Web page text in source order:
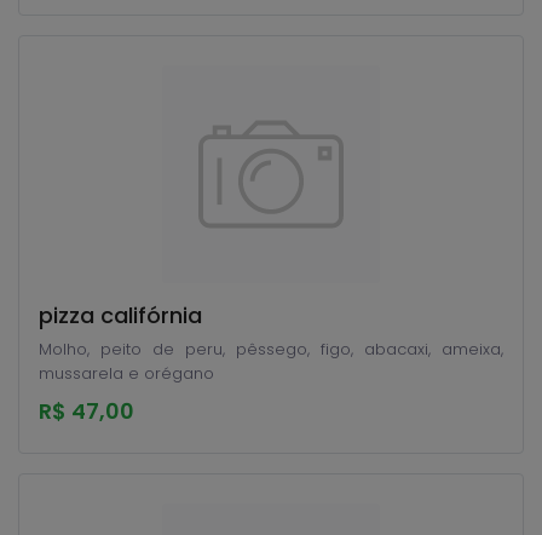
pizza califórnia
Molho, peito de peru, pêssego, figo, abacaxi, ameixa,
mussarela e orégano
R$ 47,00